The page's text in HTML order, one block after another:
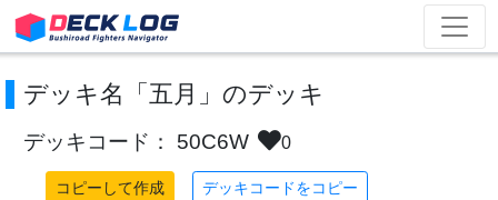
デッキ名「五月」のデッキ
デッキコード： 50C6W 0
コピーして作成 デッキコードをコピー